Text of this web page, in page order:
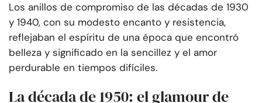
Los anillos de compromiso de las décadas de 1930
y 1940, con su modesto encanto y resistencia,
reflejaban el espíritu de una época que encontró
belleza y significado en la sencillez y el amor
perdurable en tiempos difíciles.
La década de 1950: el glamour de